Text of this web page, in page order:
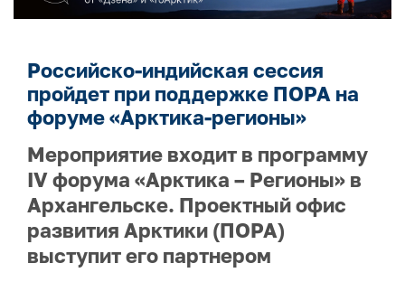
Российско-индийская сессия
пройдет при поддержке ПОРА на
форуме «Арктика-регионы»
Мероприятие входит в программу
IV форума «Арктика – Регионы» в
Архангельске. Проектный офис
развития Арктики (ПОРА)
выступит его партнером